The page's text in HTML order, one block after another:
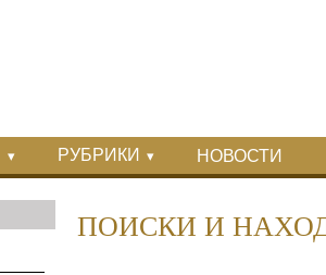
РУБРИКИ НОВОСТИ
ПОИСКИ И